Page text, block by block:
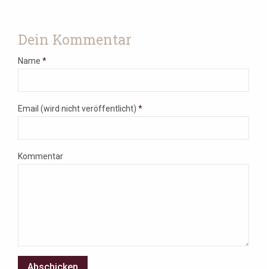
Dein Kommentar
Name *
Email (wird nicht veröffentlicht) *
Kommentar